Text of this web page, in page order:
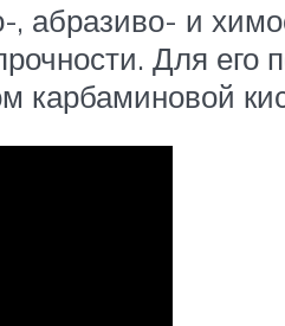
абразиво- и
Для его
карбаминовой